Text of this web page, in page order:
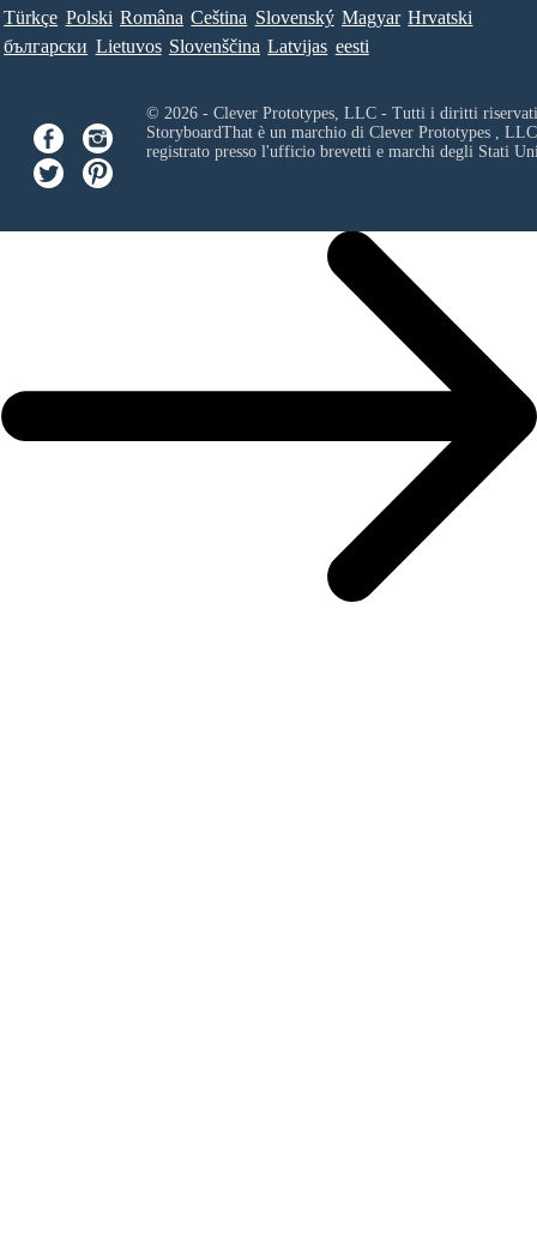
Türkçe Polski Româna Ceština Slovenský Magyar Hrvatski
български Lietuvos Slovenščina Latvijas eesti
© 2026 - Clever Prototypes, LLC - Tutti i diritti
StoryboardThat è un marchio di Clever Prototypes , LLC
registrato presso l'ufficio brevetti e marchi degli Stati